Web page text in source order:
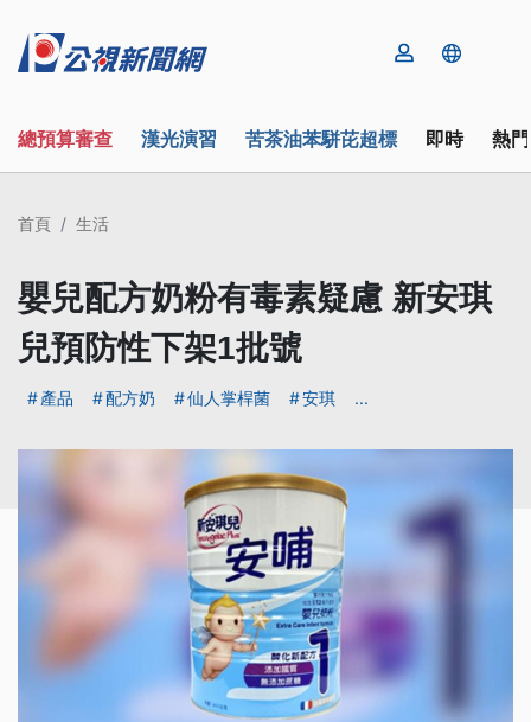
總預算審查 漢光演習 苦茶油苯駢芘超標 即時 熱
首頁 生活
嬰兒配方奶粉有毒素疑慮 新安琪
兒預防性下架1批號
產品 配方奶 仙人掌桿菌 安琪 ...